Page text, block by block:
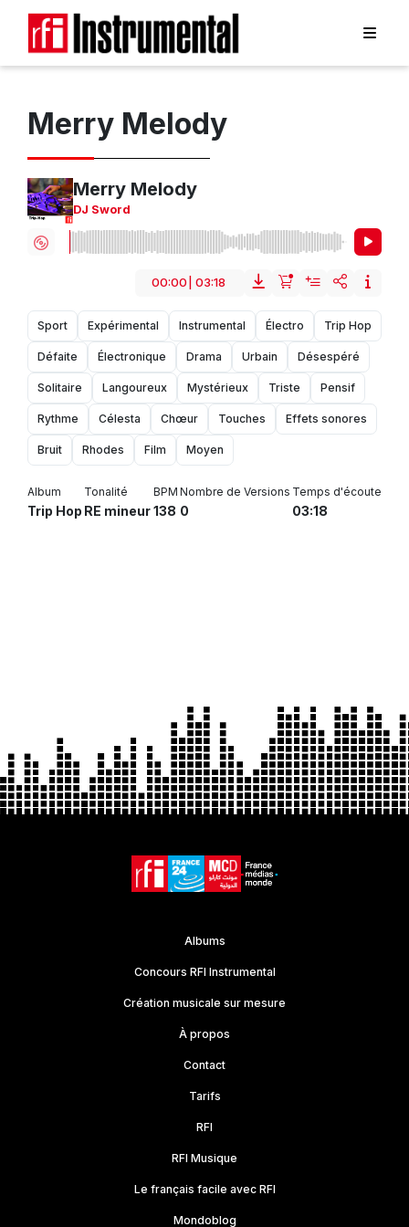
Merry Melody
Merry Melody
DJ Sword
00:00 03:18
Sport Expérimental Instrumental Électro Trip Hop
Défaite Électronique Drama Urbain Désespéré
Solitaire Langoureux Mystérieux Triste Pensif
Rythme Célesta Chœur Touches Effets sonores
Bruit Rhodes Film Moyen
Album
Trip Hop
Tonalité
RE mineur
BPM
138
Nombre de Versions
0
Temps d'écoute
03:18
Albums
Concours RFI Instrumental
Création musicale sur mesure
À propos
Contact
Tarifs
RFI
RFI Musique
Le français facile avec RFI
Mondoblog